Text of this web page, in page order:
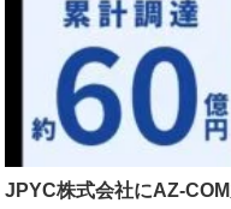
JPYC株式会社にAZ-